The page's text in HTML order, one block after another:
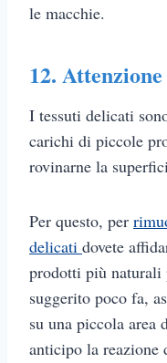
le macchie.
12.
I tessuti delicati
carichi di piccole
rovinarne la
Per questo, per
delicati dovete
prodotti più naturali
suggerito poco fa,
su una piccola area
anticipo la reazione